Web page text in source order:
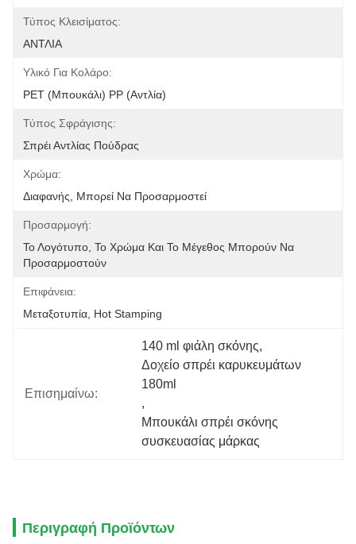
Τύπος Κλεισίματος:
ΑΝΤΛΙΑ
Υλικό Για Κολάρο:
PET (μπουκάλι) PP (αντλία)
Τύπος Σφράγισης:
Σπρέι Αντλίας Πούδρας
Χρώμα:
Διαφανής, Μπορεί Να Προσαρμοστεί
Προσαρμογή:
Το Λογότυπο, Το Χρώμα Και Το Μέγεθος Μπορούν Να
Προσαρμοστούν
Επιφάνεια:
Μεταξοτυπία, Hot Stamping
Επισημαίνω:
140 ml φιάλη σκόνης,
Δοχείο σπρέι καρυκευμάτων
180ml
,
Μπουκάλι σπρέι σκόνης
συσκευασίας μάρκας
Περιγραφή Προϊόντων